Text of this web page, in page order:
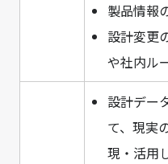
製品情報
設計変更
や社内ル
設計デー
て、現実
現・活用